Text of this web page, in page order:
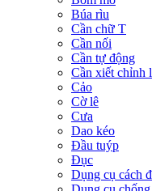
Búa rìu
Cần chữ T
Cần nối
Cần tự động
Cần xiết chỉnh
Cảo
Cờ lê
Cưa
Dao kéo
Đầu tuýp
Đục
Dụng cụ cách